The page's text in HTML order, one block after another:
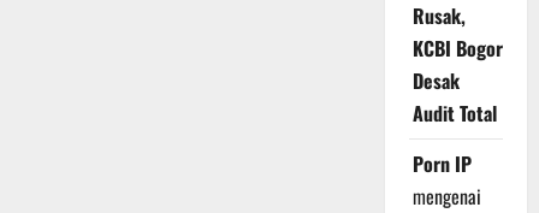
Rusak,
KCBI Bogor
Desak
Audit Total
Porn IP
mengenai